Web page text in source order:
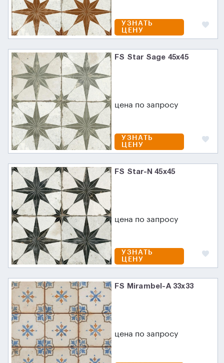
УЗНАТЬ
ЦЕНУ
FS Star Sage 45x45
цена по запросу
УЗНАТЬ
ЦЕНУ
FS Star-N 45x45
цена по запросу
УЗНАТЬ
ЦЕНУ
FS Mirambel-A 33x33
цена по запросу